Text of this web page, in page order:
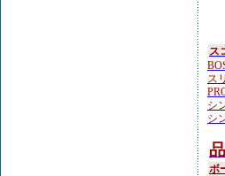
ス
ス
シ
シ
ボ